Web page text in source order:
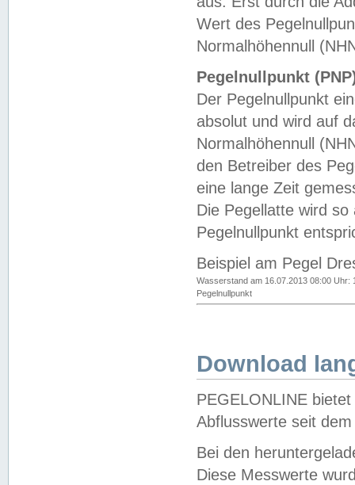
Wert des
Normalhöhennull
Pegelnullpunkt
Der Pegelnullpunkt
absolut und wird auf
Normalhöhennull
den Betreiber des
eine lange Zeit
Die Pegellatte wird
Pegelnullpunkt
Beispiel am Pegel
Wasserstand am 16.07.2013 08:00 Uhr:
Pegelnullpunkt
Download
PEGELONLINE
Abflusswerte seit
Bei den
Diese Messwerte